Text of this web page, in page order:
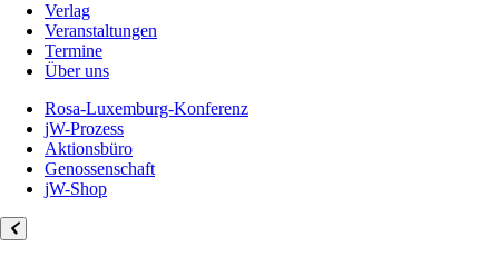
Verlag
Veranstaltungen
Termine
Über uns
Rosa-Luxemburg-Konferenz
jW-Prozess
Aktionsbüro
Genossenschaft
jW-Shop